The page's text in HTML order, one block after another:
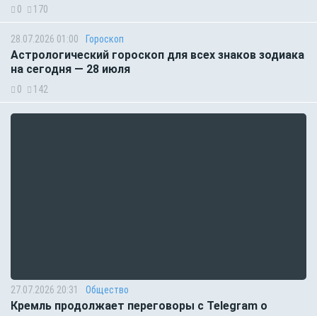
0 170
28.07.2026 01:00 Гороскоп
Астрологический гороскоп для всех знаков зодиака
на сегодня — 28 июля
0 142
27.07.2026 20:31 Общество
Кремль продолжает переговоры с Telegram о